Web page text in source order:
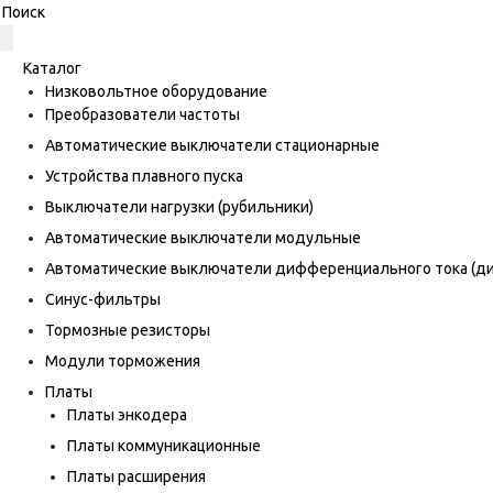
Каталог
Низковольтное оборудование
Преобразователи частоты
Автоматические выключатели стационарные
Устройства плавного пуска
Выключатели нагрузки (рубильники)
Автоматические выключатели модульные
Автоматические выключатели дифференциального тока
Синус-фильтры
Тормозные резисторы
Модули торможения
Платы
Платы энкодера
Платы коммуникационные
Платы расширения